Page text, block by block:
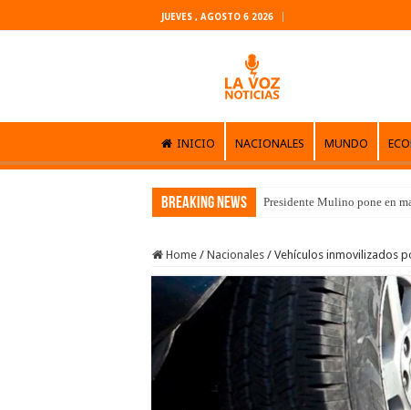
JUEVES , AGOSTO 6 2026
INICIO NACIONALES MUNDO
Breaking News Presidente Mulino pone en
Home / Nacionales / Vehículos inmovilizados